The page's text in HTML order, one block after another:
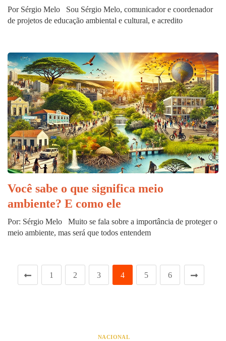
Por Sérgio Melo Sou Sérgio Melo, comunicador e coordenador
de projetos de educação ambiental e cultural, e acredito
Você sabe o que significa meio
ambiente? E como ele
Por: Sérgio Melo Muito se fala sobre a importância de proteger o
meio ambiente, mas será que todos entendem
1 2 3 4 5 6
NACIONAL